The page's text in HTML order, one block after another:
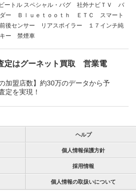
ートル スペシャル・バグ 社外ナビＴＶ バ
ー Ｂｌｕｅｔｏｏｔｈ ＥＴＣ スマート
後センサー リアスポイラー １７インチ純
ー 禁煙車
定はグーネット買取 営業電
加盟店数】約30万のデータから予
定を実現！
ヘルプ
個人情報保護方針
採用情報
個人情報の取扱いについて